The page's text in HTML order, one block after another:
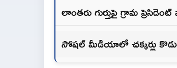
లాంతరు గుర్తుపై గ్రామ
సోషల్ మీడియాలో చక్కర్లు